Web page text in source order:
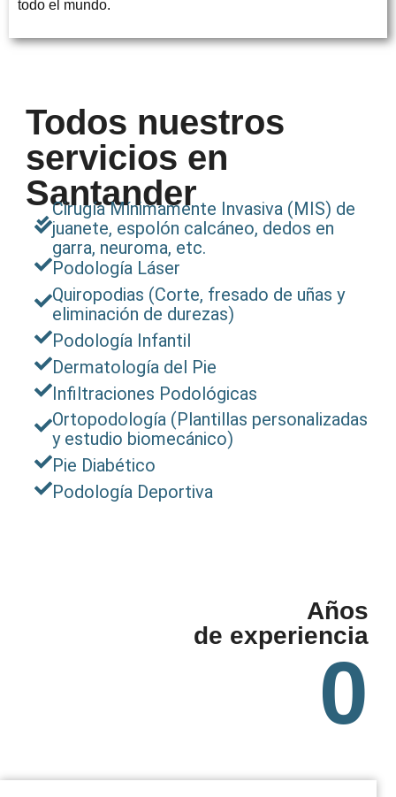
todo el mundo.
Todos nuestros
servicios en
Santander
Cirugía Mínimamente Invasiva (MIS) de
juanete, espolón calcáneo, dedos en
garra, neuroma, etc.
Podología Láser
Quiropodias (Corte, fresado de uñas y
eliminación de durezas)
Podología Infantil
Dermatología del Pie
Infiltraciones Podológicas
Ortopodología (Plantillas personalizadas
y estudio biomecánico)
Pie Diabético
Podología Deportiva
Años
de experiencia
0